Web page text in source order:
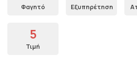
Φαγητό Εξυπηρέτηση
5
Τιμή